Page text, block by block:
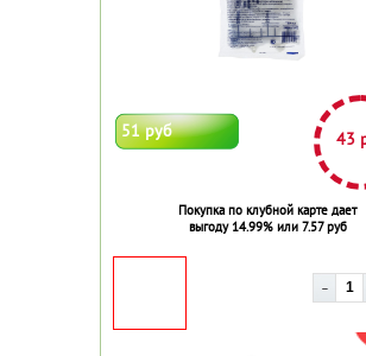
51 руб 43
Покупка по клубной карте дает
выгоду 14.99% или 7.57 руб